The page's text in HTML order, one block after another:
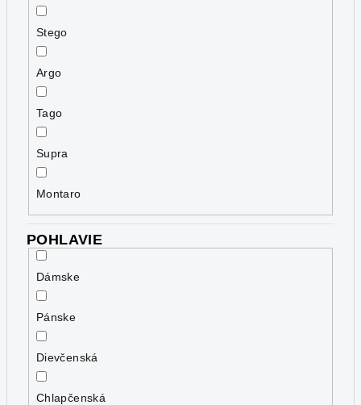
Stego
Argo
Tago
Supra
Montaro
POHLAVIE
Dámske
Pánske
Dievčenská
Chlapčenská